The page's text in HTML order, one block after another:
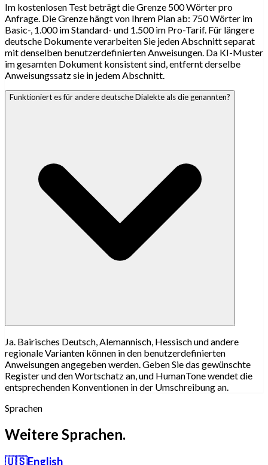
Im kostenlosen Test beträgt die Grenze 500 Wörter pro
Anfrage. Die Grenze hängt von Ihrem Plan ab: 750 Wörter im
Basic-, 1.000 im Standard- und 1.500 im Pro-Tarif. Für längere
deutsche Dokumente verarbeiten Sie jeden Abschnitt separat
mit denselben benutzerdefinierten Anweisungen. Da KI-Muster
im gesamten Dokument konsistent sind, entfernt derselbe
Anweisungssatz sie in jedem Abschnitt.
Funktioniert es für andere deutsche Dialekte als die genannten?
Ja. Bairisches Deutsch, Alemannisch, Hessisch und andere
regionale Varianten können in den benutzerdefinierten
Anweisungen angegeben werden. Geben Sie das gewünschte
Register und den Wortschatz an, und HumanTone wendet die
entsprechenden Konventionen in der Umschreibung an.
Sprachen
Weitere Sprachen.
🇺🇸English